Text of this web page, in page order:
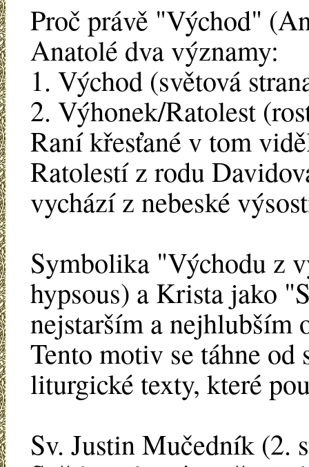
Proč právě "Východ"
Anatolé dva významy:
1. Východ (světová
2. Výhonek/Ratolest
Raní křesťané v tom
Ratolestí z rodu
vychází z nebeské
Symbolika "Východu z
hypsous) a Krista jako
nejstarším a nejhlubším
Tento motiv se táhne
liturgické texty, které
Sv. Justin Mučedník (2.